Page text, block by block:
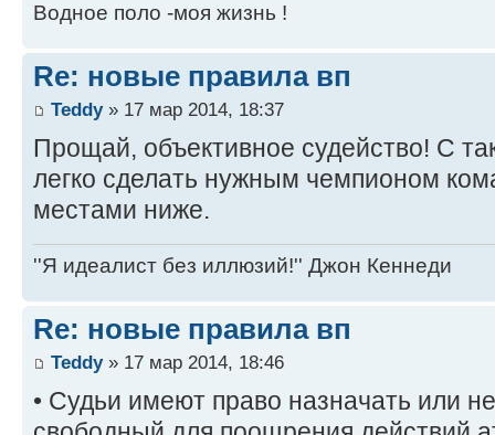
Водное поло -моя жизнь !
Re: новые правила вп
Teddy» 17 мар 2014, 18:37
Прощай, объективное судейство! С
легко сделать нужным чемпионом
местами ниже.
''Я идеалист без иллюзий!'' Джон Кеннеди
Re: новые правила вп
Teddy» 17 мар 2014, 18:46
• Судьи имеют право назначать или